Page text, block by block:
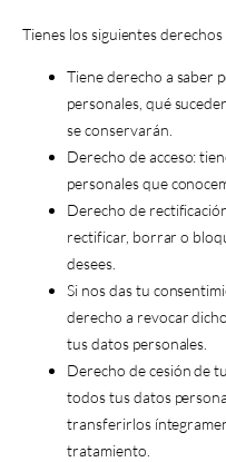
Tienes los siguientes
Tiene derecho a saber
personales, qué
se conservarán.
Derecho de acceso:
personales que
Derecho de
rectificar, borrar o
desees.
Si nos das tu
derecho a revocar
tus datos personales.
Derecho de cesión de
todos tus datos
transferirlos
tratamiento.